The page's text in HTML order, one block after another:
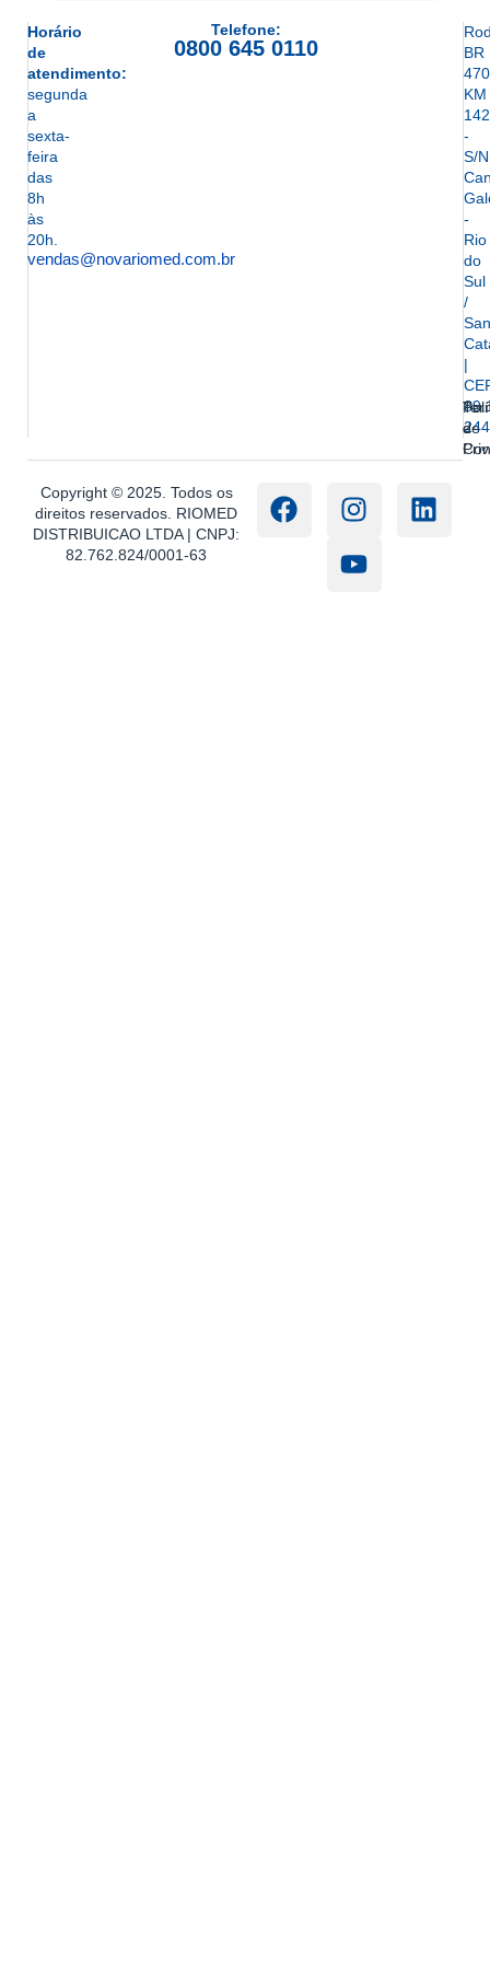
Horário
de
atendimento:
segunda
a
sexta-
feira
das
8h
às
20h.
vendas@novariomed.com.br
Telefone:
0800 645 0110
BR
KM
142
-
S/
-
Rio
do
Sul
/
|
244
e
de
Copyright © 2025. Todos os
direitos reservados. RIOMED
DISTRIBUICAO LTDA | CNPJ:
82.762.824/0001-63